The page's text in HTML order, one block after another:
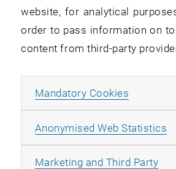
denen
Andere
Stefan
Modellen
geht es
website, for analytical
order to pass information on
content from third-party
Mandatory Cookies
Anonymised Web Statistics
Marketing and Third Party